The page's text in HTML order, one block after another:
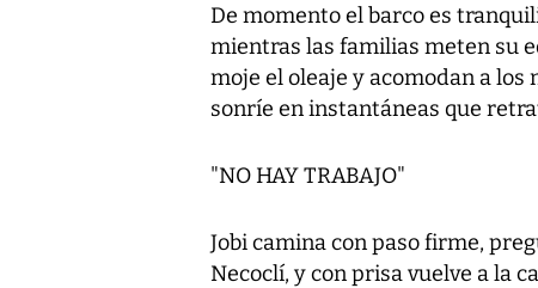
De momento el barco es
mientras las familias meten su
moje el oleaje y acomodan a los
sonríe en instantáneas que
"NO HAY TRABAJO"
Jobi camina con paso firme,
Necoclí, y con prisa vuelve a la